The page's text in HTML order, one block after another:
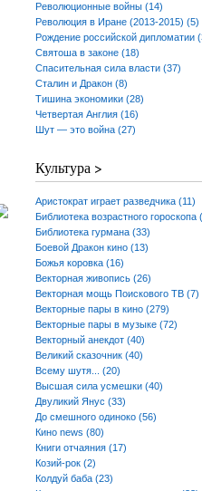
Революционные войны (14)
Революция в Иране (2013-2015) (5)
Рождение российской дипломатии
Святоша в законе (18)
Спасительная сила власти (37)
Сталин и Дракон (8)
Тишина экономики (28)
Четвертая Англия (16)
Шут — это война (27)
Культура >
Аристократ играет разведчика (11)
Библиотека возрастного гороскопа
Библиотека гурмана (33)
Боевой Дракон кино (13)
Божья коровка (16)
Векторная живопись (26)
Векторная мощь Поискового ТВ (7)
Векторные пары в кино (279)
Векторные пары в музыке (72)
Векторный анекдот (40)
Великий сказочник (40)
Всему шутя... (20)
Высшая сила усмешки (40)
Двуликий Янус (33)
До смешного одиноко (56)
Кино news (80)
Книги отчаяния (17)
Козий-рок (2)
Колдуй баба (23)